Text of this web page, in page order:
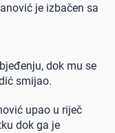
je izbačen sa
dok mu se
smijao.
upao u riječ
dok ga je